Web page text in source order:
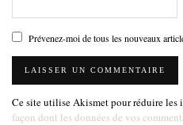
Prévenez-moi de tous les nouveaux
Ce site utilise Akismet pour réduire les
façon dont les données de vos